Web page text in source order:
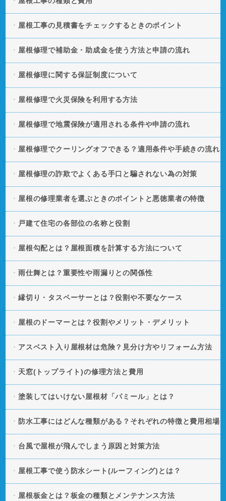
屋根工事の見積書をチェックするときのポイント
屋根修理で補助金・助成金を使う方法と申請の流れ
屋根修理に関する保証制度について
屋根修理で火災保険を利用する方法
屋根修理で地震保険が適用される条件や申請の流れ
屋根修理でクーリングオフできる？適用条件や手続きの流れ
屋根修理の詐欺でよくある手口と騙されない為の対策
屋根の修理業者を選ぶときのポイントと悪徳業者の特徴
戸建て住宅の各部位の名称と役割
屋根勾配とは？屋根面積を計算する方法について
雨仕舞とは？重要性や雨漏りとの関係性
縁切り・タスペーサーとは？役割や不要なケース
屋根のドーマーとは？役割やメリット・デメリット
アスベスト入り屋根材は危険？見分け方やリフォーム方法
天窓(トップライト)の修理方法と費用
塗装してはいけない屋根材「パミール」とは？
防水工事にはどんな種類がある？それぞれの特徴と費用相場
台風で屋根が飛んでしまう原因と対策方法
屋根工事で使う防水シート(ルーフィング)とは？
屋根板金とは？板金の種類とメンテナンス方法